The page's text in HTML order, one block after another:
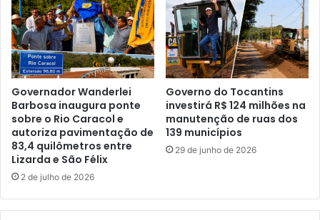
Governador Wanderlei
Barbosa inaugura ponte
sobre o Rio Caracol e
autoriza pavimentação de
83,4 quilômetros entre
Lizarda e São Félix
2 de julho de 2026
Governo do Tocantins
investirá R$ 124 milhões na
manutenção de ruas dos
139 municípios
29 de junho de 2026